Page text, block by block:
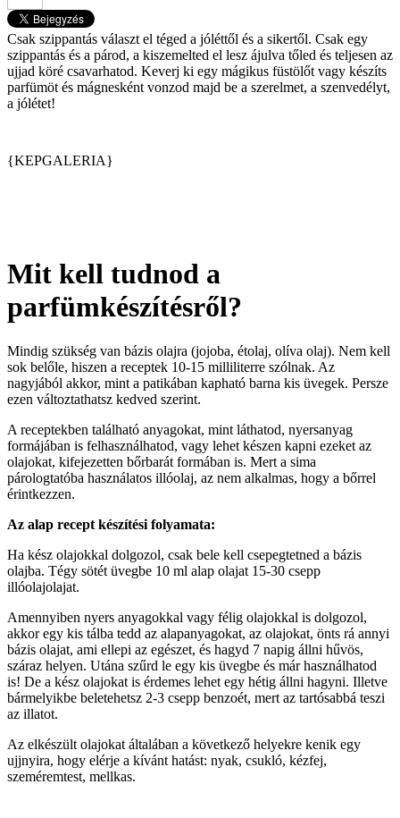
Csak szippantás választ el téged a jóléttől és a sikertől. Csak egy
szippantás és a párod, a kiszemelted el lesz ájulva tőled és teljesen az
ujjad köré csavarhatod. Keverj ki egy mágikus füstölőt vagy készíts
parfümöt és mágnesként vonzod majd be a szerelmet, a szenvedélyt,
a jólétet!
{KEPGALERIA}
Mit kell tudnod a
parfümkészítésről?
Mindig szükség van bázis olajra (jojoba, étolaj, olíva olaj). Nem kell
sok belőle, hiszen a receptek 10-15 milliliterre szólnak. Az
nagyjából akkor, mint a patikában kapható barna kis üvegek. Persze
ezen változtathatsz kedved szerint.
A receptekben található anyagokat, mint láthatod, nyersanyag
formájában is felhasználhatod, vagy lehet készen kapni ezeket az
olajokat, kifejezetten bőrbarát formában is. Mert a sima
párologtatóba használatos illóolaj, az nem alkalmas, hogy a bőrrel
érintkezzen.
Az alap recept készítési folyamata:
Ha kész olajokkal dolgozol, csak bele kell csepegtetned a bázis
olajba. Tégy sötét üvegbe 10 ml alap olajat 15-30 csepp
illóolajolajat.
Amennyiben nyers anyagokkal vagy félig olajokkal is dolgozol,
akkor egy kis tálba tedd az alapanyagokat, az olajokat, önts rá annyi
bázis olajat, ami ellepi az egészet, és hagyd 7 napig állni hűvös,
száraz helyen. Utána szűrd le egy kis üvegbe és már használhatod
is! De a kész olajokat is érdemes lehet egy hétig állni hagyni. Illetve
bármelyikbe beletehetsz 2-3 csepp benzoét, mert az tartósabbá teszi
az illatot.
Az elkészült olajokat általában a következő helyekre kenik egy
ujjnyira, hogy elérje a kívánt hatást: nyak, csukló, kézfej,
szeméremtest, mellkas.